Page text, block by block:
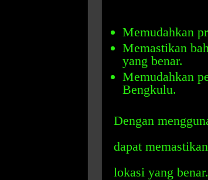
Memudahkan
Memastikan
yang benar.
Memudahkan
Bengkulu.
Dengan
dapat
lokasi yang